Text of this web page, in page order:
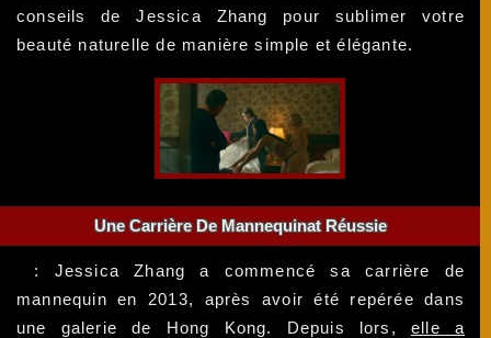
conseils de Jessica Zhang pour sublimer votre
beauté naturelle de manière simple et élégante.
Une Carrière De Mannequinat Réussie
: Jessica Zhang a commencé sa carrière de
mannequin en 2013, après avoir été repérée dans
une galerie de Hong Kong. Depuis lors, elle a